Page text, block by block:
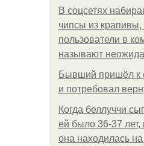
В соцсетях
чипсы из крапивы,
пользователи в
называют
Бывший пришёл к
и потребовал
Когда беллуччи
ей было 36-37 лет,
она находилась